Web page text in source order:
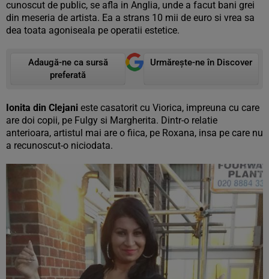
cunoscut de public, se afla in Anglia, unde a facut bani grei
din meseria de artista. Ea a strans 10 mii de euro si vrea sa
dea toata agoniseala pe operatii estetice.
Adaugă-ne ca sursă
preferată
Urmărește-ne în Discover
Ionita din Clejani este casatorit cu Viorica, impreuna cu care
are doi copii, pe Fulgy si Margherita. Dintr-o relatie
anterioara, artistul mai are o fiica, pe Roxana, insa pe care nu
a recunoscut-o niciodata.